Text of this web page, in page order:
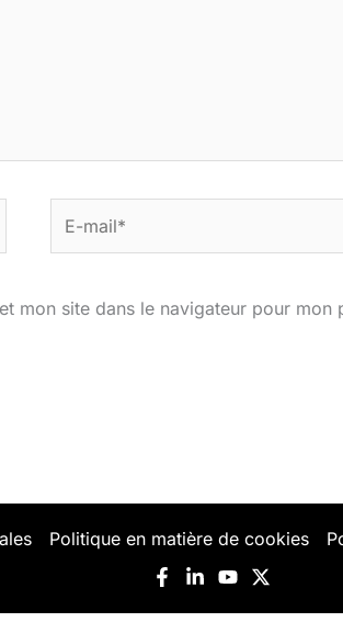
mail*
mon site dans le navigateur pour mon
Politique en matière de cookies